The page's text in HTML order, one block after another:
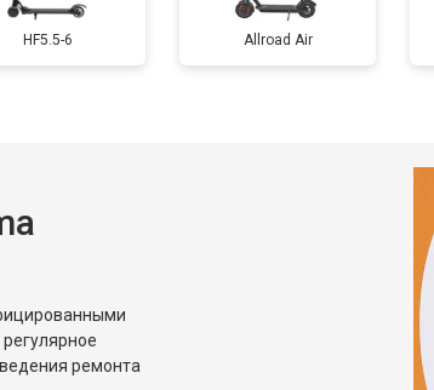
от 40 мин
HF5.5-6 Allroad Air
ремонта